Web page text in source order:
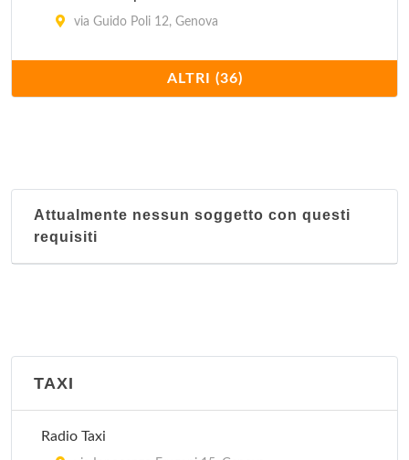
via Guido Poli 12, Genova
Distretto 6 Medio Ponente
via Fabio da Persico 49, Genova
Distretto 8 Medio Levante
ALTRI (36)
Attualmente nessun soggetto con questi
requisiti
TAXI
Radio Taxi